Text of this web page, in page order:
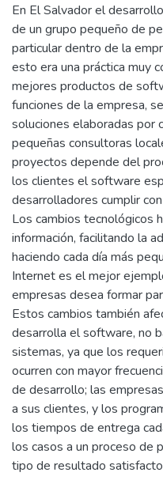
En El Salvador el
de un grupo pequeño de
particular dentro de la
esto era una práctica muy
mejores productos de
funciones de la empresa,
soluciones elaboradas por
pequeñas consultoras
proyectos depende del
los clientes el software
desarrolladores cumplir
Los cambios tecnológicos
información, facilitando la
haciendo cada día más
Internet es el mejor
empresas desea formar
Estos cambios también
desarrolla el software, no
sistemas, ya que los
ocurren con mayor
de desarrollo; las
a sus clientes, y los
los tiempos de entrega
los casos a un proceso de
tipo de resultado